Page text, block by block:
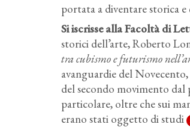
portata a diventare storica e
Si iscrisse alla Facoltà di
storici dell’arte, Roberto
tra cubismo e futurismo
avanguardie del
del secondo movimento
particolare, oltre che sui
erano stati oggetto di studi